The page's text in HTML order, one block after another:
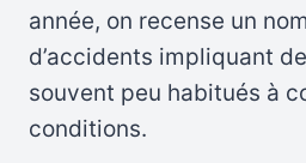
année, on recense un
d’accidents impliquant
souvent peu habitués à
conditions.